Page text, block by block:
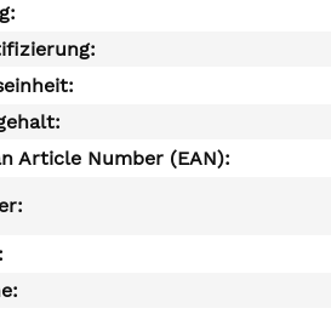
Article Number (EAN):